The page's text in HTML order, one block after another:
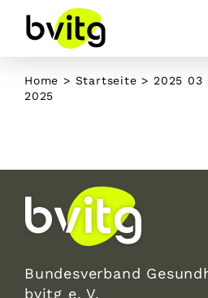
content
Home > Startseite >2025 03
2025
Bundesverband
bvitg e. V.